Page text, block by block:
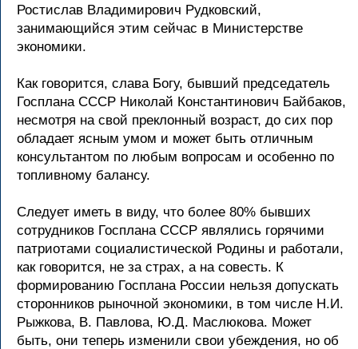
Ростислав Владимирович Рудковский,
занимающийся этим сейчас в Министерстве
экономики.
Как говорится, слава Богу, бывший председатель
Госплана СССР Николай Константинович Байбаков,
несмотря на свой преклонный возраст, до сих пор
обладает ясным умом и может быть отличным
консультантом по любым вопросам и особенно по
топливному балансу.
Следует иметь в виду, что более 80% бывших
сотрудников Госплана СССР являлись горячими
патриотами социалистической Родины и работали,
как говорится, не за страх, а на совесть. К
формированию Госплана России нельзя допускать
сторонников рыночной экономики, в том числе Н.И.
Рыжкова, В. Павлова, Ю.Д. Маслюкова. Может
быть, они теперь изменили свои убеждения, но об